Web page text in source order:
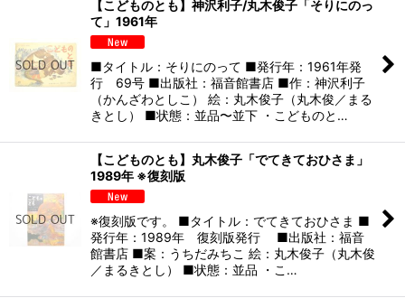
【こどものとも】神沢利子/丸木俊子「そりにのっ
て」1961年
■タイトル：そりにのって ■発行年：1961年発
行 69号 ■出版社：福音館書店 ■作：神沢利子
（かんざわとしこ） 絵：丸木俊子（丸木俊／まる
きとし） ■状態：並品〜並下 ・こどものと…
【こどものとも】丸木俊子「でてきておひさま」
1989年 ※復刻版
※復刻版です。 ■タイトル：でてきておひさま ■
発行年：1989年 復刻版発行 ■出版社：福音
館書店 ■案：うちだみちこ 絵：丸木俊子（丸木俊
／まるきとし） ■状態：並品 ・こ…